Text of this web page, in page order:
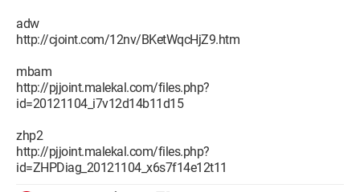
adw
http://cjoint.com/12nv/BKetWqcHjZ9.htm
mbam
http://pjjoint.malekal.com/files.php?
id=20121104_i7v12d14b11d15
zhp2
http://pjjoint.malekal.com/files.php?
id=ZHPDiag_20121104_x6s7f14e12t11